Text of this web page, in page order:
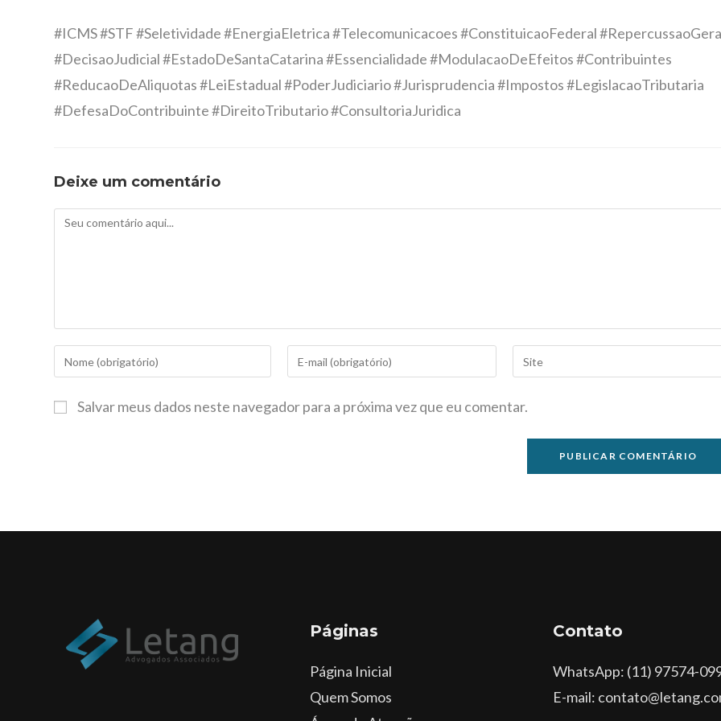
#ICMS #STF #Seletividade #EnergiaEletrica #Telecomunicacoes #ConstituicaoFederal
#DecisaoJudicial #EstadoDeSantaCatarina #Essencialidade #ModulacaoDeEfeitos #Contribuintes
#ReducaoDeAliquotas #LeiEstadual #PoderJudiciario #Jurisprudencia #Impostos #LegislacaoTributaria
#DefesaDoContribuinte #DireitoTributario #ConsultoriaJuridica
Deixe um comentário
Salvar meus dados neste navegador para a próxima vez que eu comentar.
Páginas
Página Inicial
Quem Somos
Contato
WhatsApp: (11) 97574-
E-mail: